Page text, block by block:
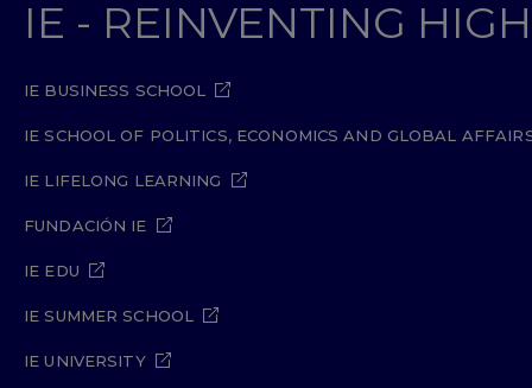
IE - REINVENTING
IE BUSINESS SCHOOL
IE SCHOOL OF POLITICS, ECONOMICS AND GLOBAL
IE LIFELONG LEARNING
FUNDACIÓN IE
IE EDU
IE SUMMER SCHOOL
IE UNIVERSITY